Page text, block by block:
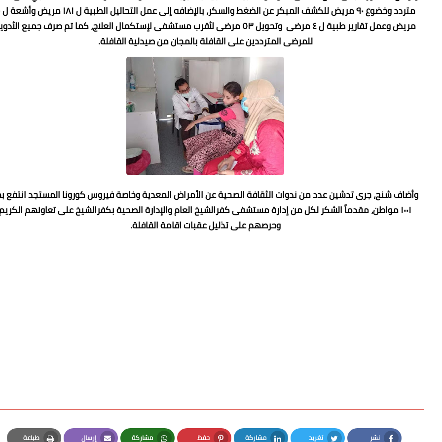
متردد
مريض وعمل تقارير طبية ل ٤ مرضى وتحويل ٥٣ مرضى لأقرب مستشفى لإستكمال العلاج، كما تم صرف جميع
للمرضى المترددين على القافلة بالمجان من صيدلية القافلة.
وأضاف شنح، جرى تدشين عدد من ندوات الثقافة الصحية عن الأمراض المعدية وخاصة فيروس كورونا المستجد انتفع
١٠٠١ مواطن، مقدماً الشكر لكل من إدارة مستشفى كفرالشيخ العام والإدارة الصحية بكفرالشيخ على تعاونهم
وحرصهم على تذليل عقبات اقامة القافلة.
نشر تغريد مشاركة حفظ مشاركة إرسال طباعة